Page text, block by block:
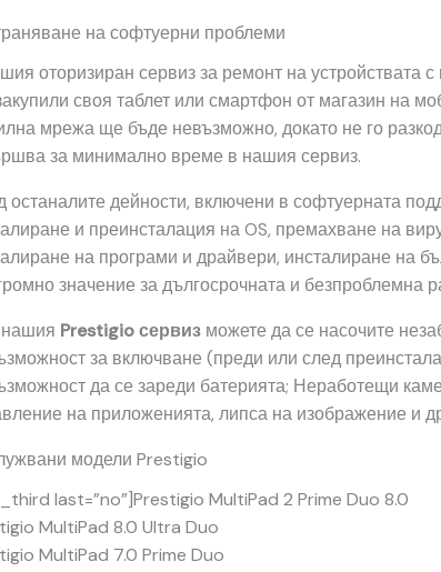
на софтуерни проблеми
оторизиран сервиз за ремонт на устройствата
своя таблет или смартфон от магазин на
мрежа ще бъде невъзможно, докато не го
за минимално време в нашия сервиз.
останалите дейности, включени в софтуерната
и преинсталация на OS, премахване на
на програми и драйвери, инсталиране на
значение за дългосрочната и безпроблемна
Prestigio сервизможете да се насочите
за включване (преди или след
да се зареди батерията; Неработещи
на приложенията, липса на изображение и
модели Prestigio
last=”no”]Prestigio MultiPad 2 Prime Duo 8.0
MultiPad 8.0 Ultra Duo
MultiPad 7.0 Prime Duo